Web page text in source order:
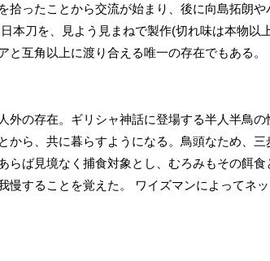
拾ったことから交流が始まり、後に向島拓朗
本刀を、見よう見まねで製作(切れ味は本物以
と互角以上に渡り合える唯一の存在でもある。
外の存在。ギリシャ神話に登場する半人半鳥
から、共に暮らすようになる。鳥頭なため、
らば見境なく捕食対象とし、むろみもその餌
慢することを覚えた。 ワイズマンによってネ